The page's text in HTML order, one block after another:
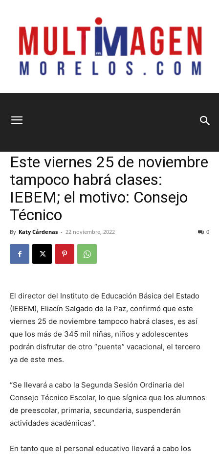
Morelos
Este viernes 25 de noviembre
tampoco habrá clases:
IEBEM; el motivo: Consejo
Técnico
By Katy Cárdenas - 22 noviembre, 2022 0
El director del Instituto de Educación Básica del Estado
(IEBEM), Eliacín Salgado de la Paz, confirmó que este
viernes 25 de noviembre tampoco habrá clases, es así
que los más de 345 mil niñas, niños y adolescentes
podrán disfrutar de otro “puente” vacacional, el tercero
ya de este mes.
“Se llevará a cabo la Segunda Sesión Ordinaria del
Consejo Técnico Escolar, lo que sígnica que los alumnos
de preescolar, primaria, secundaria, suspenderán
actividades académicas”.
En tanto que el personal educativo llevará a cabo los